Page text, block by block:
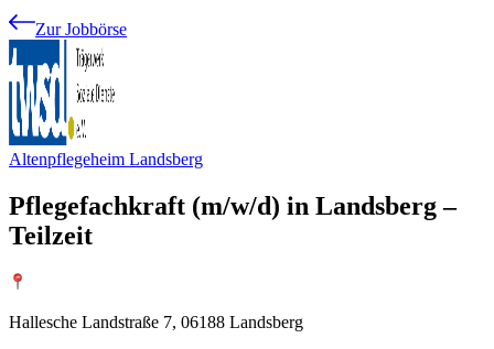
Zur Jobbörse
Altenpflegeheim Landsberg
Pflegefachkraft (m/w/d) in Landsberg –
Teilzeit
Hallesche Landstraße 7, 06188 Landsberg